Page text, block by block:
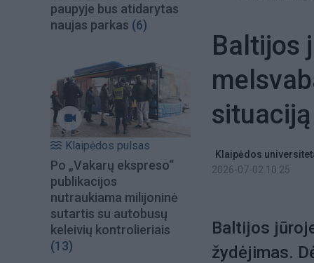
paupyje bus atidarytas
naujas parkas (6)
Klaipėdos pulsas
Po „Vakarų ekspreso“
publikacijos
nutraukiama milijoninė
sutartis su autobusų
keleivių kontrolieriais
(13)
Baltijos
situaciją
Klaipėdos
2026-07-02 10:25
Baltijos
žydėjimas.